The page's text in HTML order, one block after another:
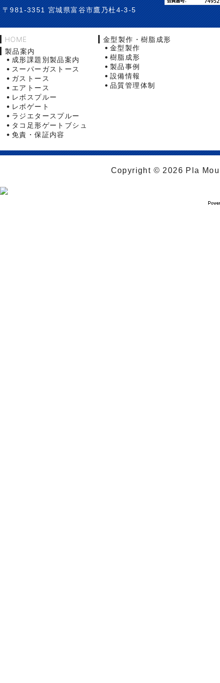
〒981-3351 宮城県富谷市鷹乃杜4-3-5
HOME
製品案内
成形課題別製品案内
スーパーガストース
ガストース
エアトース
レボスプルー
レボゲート
ラジエタースプルー
タコ足形ゲートブシュ
免責・保証内容
金型製作・樹脂成形
金型製作
樹脂成形
製品事例
設備情報
品質管理体制
Copyright © 2026 Pla